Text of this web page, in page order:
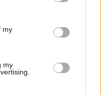
its third-party tags to
in below Google
my
my
τον οποίο μαθαίνουν οι